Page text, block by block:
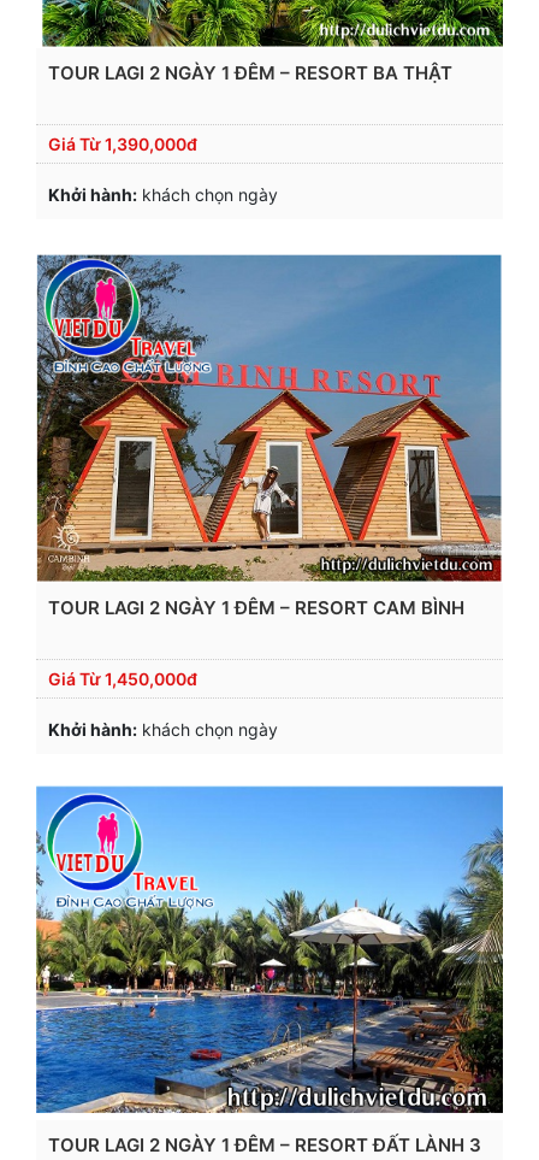
TOUR LAGI 2 NGÀY 1 ĐÊM – RESORT BA THẬT
Giá Từ1,390,000đ
Khởi hành: khách chọn ngày
TOUR LAGI 2 NGÀY 1 ĐÊM – RESORT CAM BÌNH
Giá Từ1,450,000đ
Khởi hành: khách chọn ngày
TOUR LAGI 2 NGÀY 1 ĐÊM – RESORT ĐẤT LÀNH 3